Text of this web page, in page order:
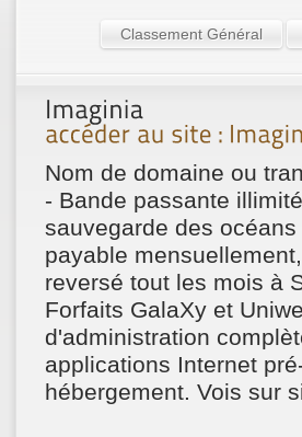
Classement Général
Nom de domaine ou
- Bande passante
sauvegarde des
payable
reversé tout les mois à
Forfaits GalaXy et
d'administration
applications Internet
hébergement. Vois sur